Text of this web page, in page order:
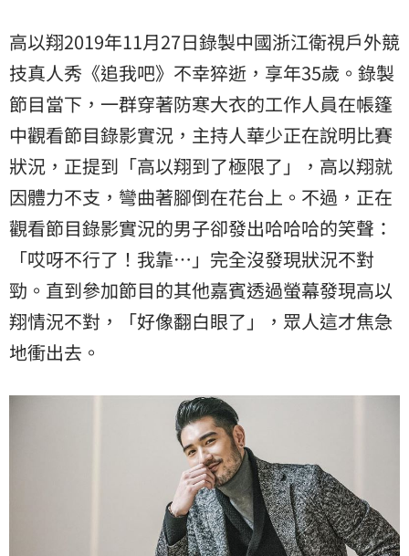
高以翔2019年11月27日錄製中國浙江衛視戶外競
技真人秀《追我吧》不幸猝逝，享年35歲。錄製
節目當下，一群穿著防寒大衣的工作人員在帳篷
中觀看節目錄影實況，主持人華少正在說明比賽
狀況，正提到「高以翔到了極限了」，高以翔就
因體力不支，彎曲著腳倒在花台上。不過，正在
觀看節目錄影實況的男子卻發出哈哈哈的笑聲：
「哎呀不行了！我靠…」完全沒發現狀況不對
勁。直到參加節目的其他嘉賓透過螢幕發現高以
翔情況不對，「好像翻白眼了」，眾人這才焦急
地衝出去。